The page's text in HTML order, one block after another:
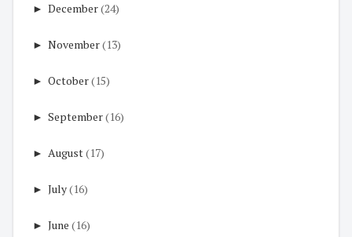
► December(24)
► November(13)
► October(15)
► September(16)
► August(17)
► July(16)
► June (16)